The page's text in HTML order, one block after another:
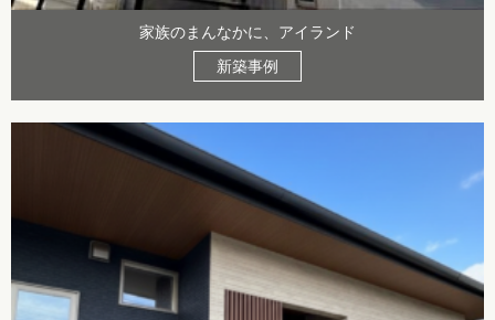
家族のまんなかに、アイランド
新築事例